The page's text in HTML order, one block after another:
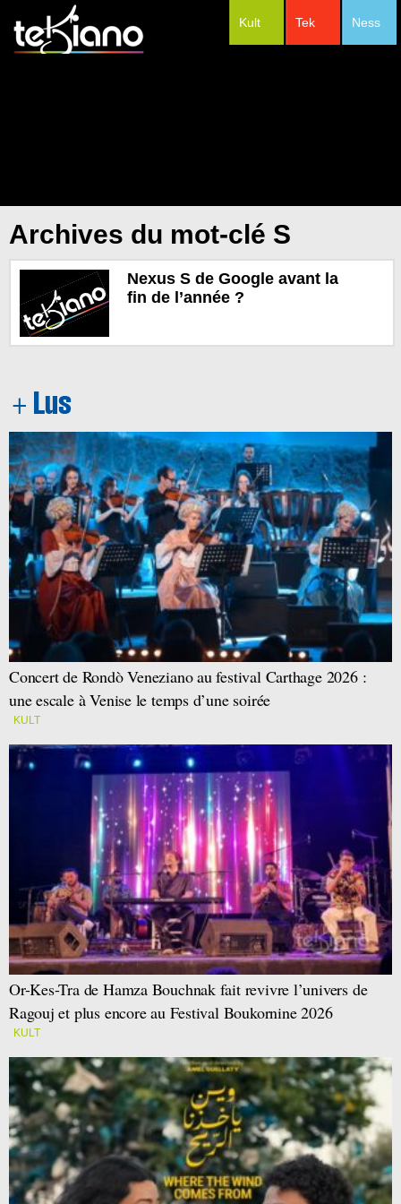
Ness
Tek
Kult
Archives du mot-clé S
Nexus S de Google avant la
fin de l’année ?
Concert de Rondò Veneziano au festival Carthage 2026 :
une escale à Venise le temps d’une soirée
KULT
Or-Kes-Tra de Hamza Bouchnak fait revivre l’univers de
Ragouj et plus encore au Festival Boukornine 2026
KULT